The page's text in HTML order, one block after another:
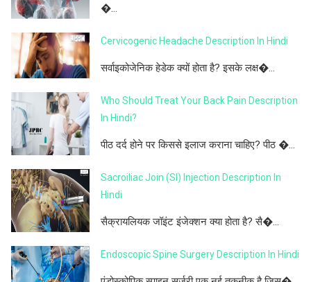
�...
Cervicogenic Headache Description In Hindi
सर्वाइकोजेनिक हेडेक क्यों होता है? इसके लक्ष�...
Who Should Treat Your Back Pain Description
In Hindi?
पीठ दर्द होने पर किससे इलाज कराना चाहिए? पीठ �...
Sacroiliac Join (SI) Injection Description In
Hindi
सैक्रायलियक जॉइंट इंजेक्शन क्या होता है? सै�...
Endoscopic Spine Surgery Description In Hindi